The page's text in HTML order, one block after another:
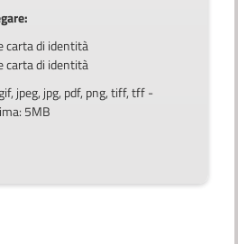
carta di identità
carta di identità
jpeg, jpg, pdf, png, tiff, tff -
5MB